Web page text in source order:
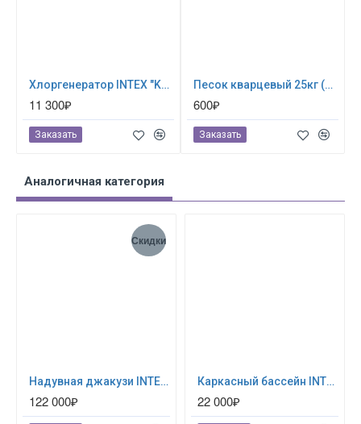
Хлоргенератор INTEX "Krystal Clear saltwater system" ; артикул 26668
11 300₽
Заказать
Песок кварцевый 25кг (для песочных фильтр-насосов) 0024
600₽
Заказать
Аналогичная категория
Скидки
Надувная джакузи INTEX PureSpa Jet and Bubble Deluxe 218x71см-6 персон ; артикул 28462
122 000₽
Каркасный бассейн INTEX Prism Frame (круг) 3.66 х 1.22 м ; артикул 26718
22 000₽